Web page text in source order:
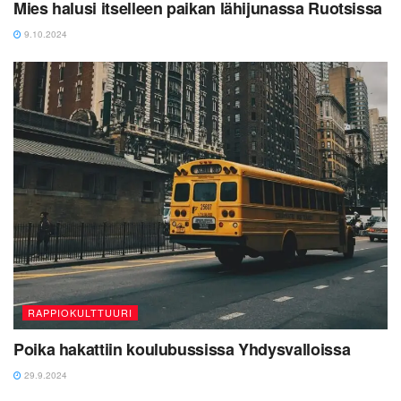
Mies halusi itselleen paikan lähijunassa Ruotsissa
9.10.2024
RAPPIOKULTTUURI
Poika hakattiin koulubussissa Yhdysvalloissa
29.9.2024